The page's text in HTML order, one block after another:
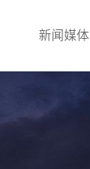
新闻媒体